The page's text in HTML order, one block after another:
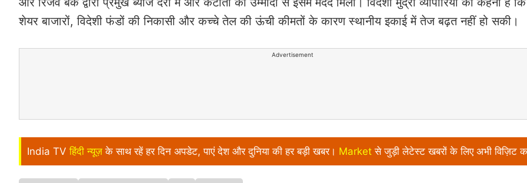
शेयर बाजारों, विदेशी फंडों की निकासी और कच्चे तेल की ऊंची कीमतों के कारण स्थानीय इकाई में तेज बढ़त नहीं हो सकी।
Advertisement
India TV हिंदी न्यूज़ के साथ रहें हर दिन अपडेट, पाएं देश और दुनिया की हर बड़ी खबर। Market से जुड़ी लेटेस्ट खबरों के लिए अभी विज़िट